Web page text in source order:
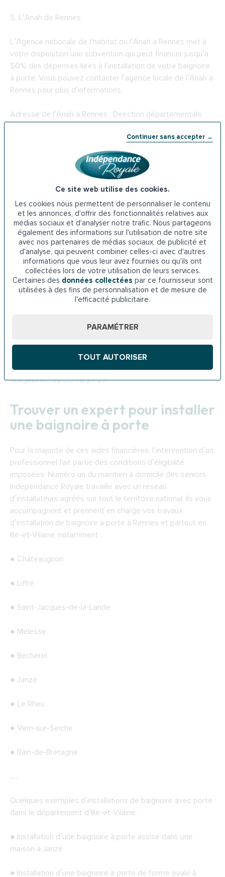
Continuer sans accepter →
Ce site web utilise des cookies.
Les cookies nous permettent de personnaliser le contenu
et les annonces, d'offrir des fonctionnalités relatives aux
médias sociaux et d'analyser notre trafic. Nous partageons
également des informations sur l'utilisation de notre site
avec nos partenaires de médias sociaux, de publicité et
d'analyse, qui peuvent combiner celles-ci avec d'autres
informations que vous leur avez fournies ou qu'ils ont
collectées lors de votre utilisation de leurs services.
Certaines des données collectées par ce fournisseur sont
utilisées à des fins de personnalisation et de mesure de
l’efficacité publicitaire.
PARAMÉTRER
TOUT AUTORISER
5. L’Anah de Rennes
L’Agence nationale de l’habitat ou l’Anah à Rennes met à
votre disposition une subvention qui peut financer jusqu’à
50% des dépenses liées à l’installation de votre baignoire
à porte. Vous pouvez contacter l’agence locale de l’Anah à
Rennes pour plus d’informations.
Adresse de l’Anah à Rennes : Direction départementale
Téléphone : 02 90 02 33 70
Les prêts de l’ADIL à Rennes
L’Agence départementale pour l’information sur le
logement ou l’ADIL à Rennes vous propose aussi une aide
financière pour l’installation d’une baignoire avec porte.
Pour cela, plusieurs types de prêts sont proposés :
● Prêt social à l’amélioration de l’habitat
● Prêt habitat durable
Adresse ADIL à Rennes : 22 Rue Poullain Duparc, 35000
Téléphone : 02 99 78 27 27
Trouver un expert pour installer
une baignoire à porte
Pour la majorité de ces aides financières, l’intervention d’un
professionnel fait partie des conditions d’éligibilité
imposées. Numéro un du maintien à domicile des seniors,
Indépendance Royale travaille avec un réseau
d’installateurs agréés sur tout le territoire national. Ils vous
accompagnent et prennent en charge vos travaux
d’installation de baignoire à porte à Rennes et partout en
Ille-et-Vilaine, notamment :
● Châteaugiron
● Liffré
● Saint-Jacques-de-la-Lande
● Melesse
● Bécherel
● Janzé
● Le Rheu
● Vern-sur-Seiche
● Bain-de-Bretagne
…
Quelques exemples d’installations de baignoire avec porte
dans le département d’Ille-et-Vilaine :
● Installation d’une baignoire à porte assise dans une
maison à Janzé
● Installation d’une baignoire à porte de forme ovale à